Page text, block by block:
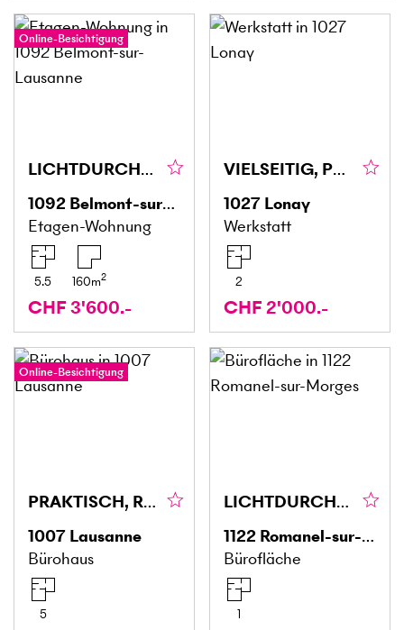
Online-Besichtigung
LICHTDURCHFLUTET, GROSSZÜGIG MIT LEBENSQUALITÄT
1092 Belmont-sur-Lausanne
Etagen-Wohnung
5.5 160m2
CHF 3'600.-
VIELSEITIG, PRAKTISCH & FLEXIBEL
1027 Lonay
Werkstatt
2
CHF 2'000.-
Online-Besichtigung
PRAKTISCH, RUHIG & GUT GELEGEN
1007 Lausanne
Bürohaus
5
LICHTDURCHFLUTET, FLEXIBEL & MODERN
1122 Romanel-sur-Morges
Bürofläche
1